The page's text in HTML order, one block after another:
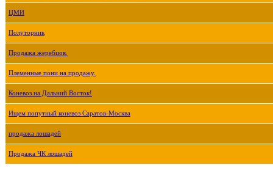
ЦМИ
Полуторник
Продажа жеребцов.
Племенные пони на продажу.
Коневоз на Дальний Восток!
Ищем попутный коневоз Саратов-Москва
продажа лошадей
Продажа ЧК лошадей